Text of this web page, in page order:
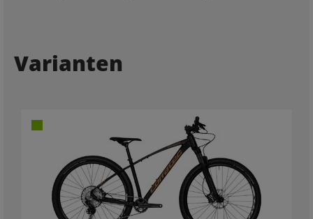
Varianten